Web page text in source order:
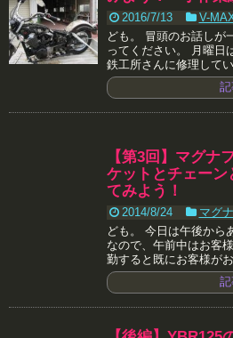
2016/7/13
V-
ども。 冒頭のお話しが
ってください。 月曜日
鉄工所さんに修理して
【第3回】マグナ
ケットとチェーン
てみよう！
2014/8/24
マグナ
ども。 今日は午後から
なので、午前中はお客
勤すると既にお客様が